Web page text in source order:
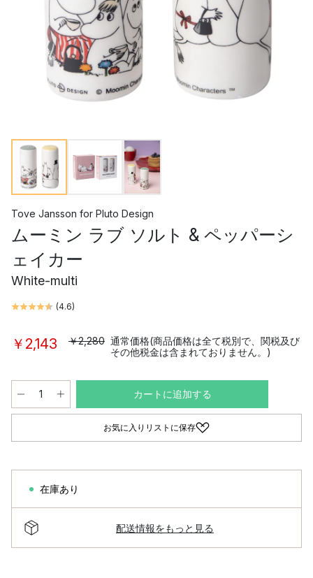
Tove Jansson for Pluto Design
ムーミン ラブ ソルト & ペッパーシ
ェイカー
White-multi
(4.6)
￥2,143 ￥2,280 通常価格(商品価格は全て税別で、関税及び
その他税金は含まれておりません。)
カートに追加する
お気に入りリストに保存
在庫あり
配送情報をもっと見る